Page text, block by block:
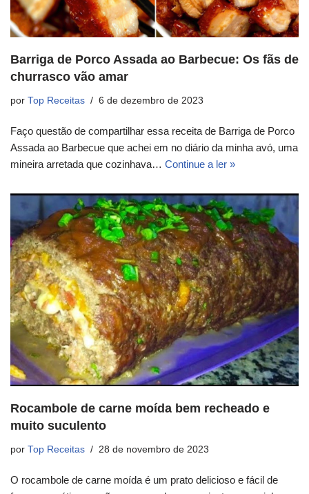
Barriga de Porco Assada ao Barbecue: Os fãs de
churrasco vão amar
por Top Receitas 6 de dezembro de 2023
Faço questão de compartilhar essa receita de Barriga de Porco
Assada ao Barbecue que achei em no diário da minha avó, uma
mineira arretada que cozinhava… Continue a ler »
Rocambole de carne moída bem recheado e
muito suculento
por Top Receitas 28 de novembro de 2023
O rocambole de carne moída é um prato delicioso e fácil de